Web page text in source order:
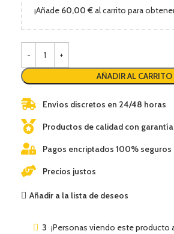
¡Añade 60,00 €al carrito para
AÑADIR AL CARRITO
Envíos discretos en 24/48 horas
Productos de calidad con garantía
Pagos encriptados 100% seguros
Precios justos
Añadir a la lista de deseos
3 ¡Personas viendo este producto